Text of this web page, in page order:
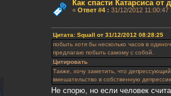
Как спасти Катарсиса от
« Ответ #4: 31/12/2012 11:00:47
Цитата: Squall от 31/12/2012 08:28:25
побыть хотя бы несколько часов в
предлагаю побыть самому с собой.
Цитировать
Также, хочу заметить, что
вмешательство в собственную
Не спорю, но если человек